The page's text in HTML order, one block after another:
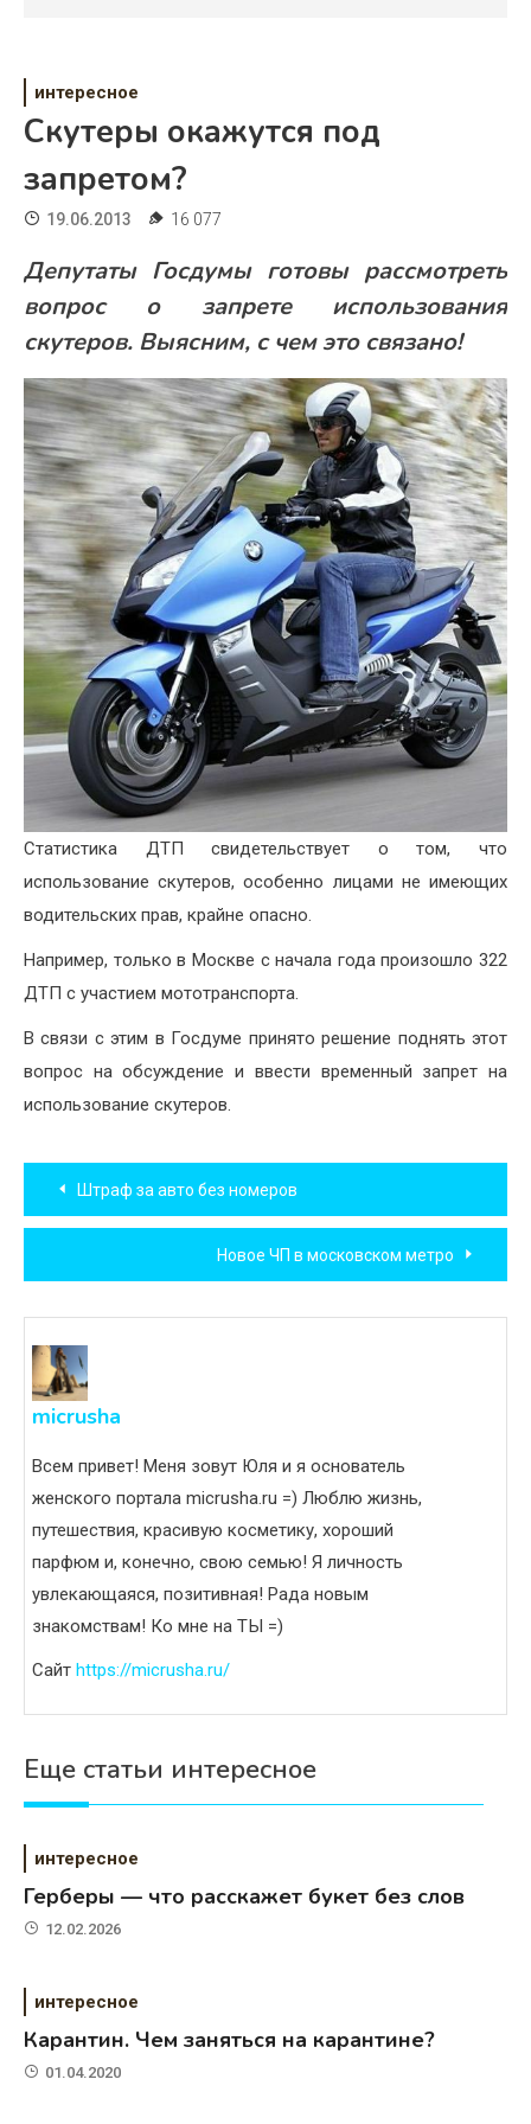
Свадьба
Жизнь
Хобби
Красота
интересное
Скутеры окажутся под
запретом?
19.06.2013 16 077
Депутаты Госдумы готовы рассмотреть
вопрос о запрете использования
скутеров. Выясним, с чем это связано!
Статистика ДТП свидетельствует о том, что
использование скутеров, особенно лицами не имеющих
водительских прав, крайне опасно.
Например, только в Москве с начала года произошло 322
ДТП с участием мототранспорта.
В связи с этим в Госдуме принято решение поднять этот
вопрос на обсуждение и ввести временный запрет на
использование скутеров.
Навигация
по
записям
Штраф за авто без номеров
Новое ЧП в московском метро
micrusha
Всем привет! Меня зовут Юля и я основатель
женского портала micrusha.ru =) Люблю жизнь,
путешествия, красивую косметику, хороший
парфюм и, конечно, свою семью! Я личность
увлекающаяся, позитивная! Рада новым
знакомствам! Ко мне на ТЫ =)
Сайт https://micrusha.ru/
Еще статьи интересное
интересное
Герберы — что расскажет букет без слов
12.02.2026
интересное
Карантин. Чем заняться на карантине?
01.04.2020